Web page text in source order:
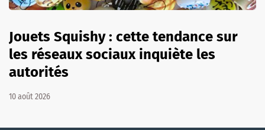
Jouets Squishy : cette tendance sur
les réseaux sociaux inquiète les
autorités
10 août 2026